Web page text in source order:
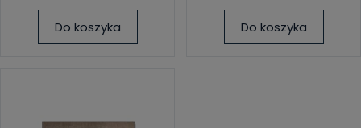
Do koszyka Do koszyka